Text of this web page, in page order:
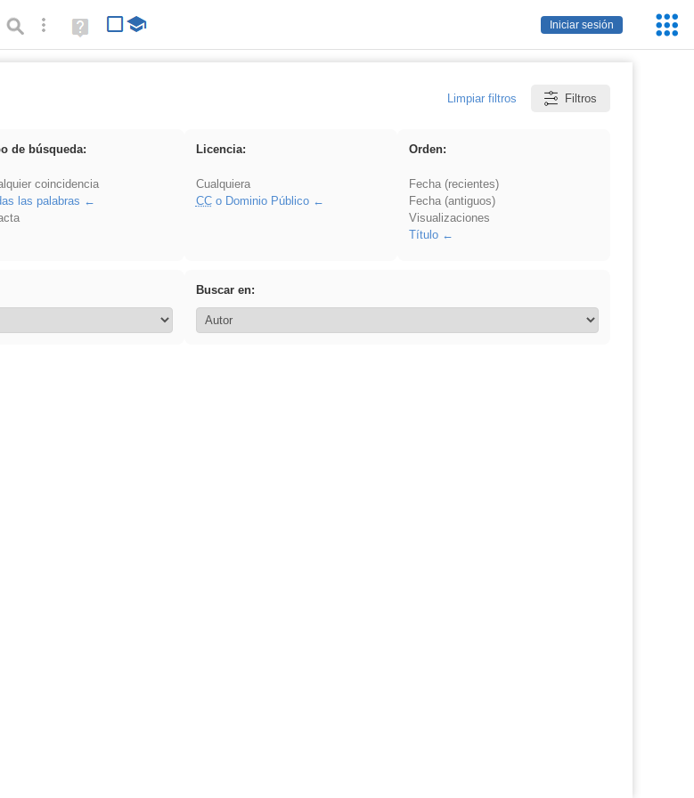
Iniciar sesión
Búsqueda avanzada
Ayuda
(en
Limpiar filtros Filtros
de búsqueda:
coincidencia
las palabras
Licencia:
Cualquiera
CCo Dominio Público
Orden:
Fecha (recientes)
Fecha (antiguos)
Visualizaciones
Título
Buscar en: